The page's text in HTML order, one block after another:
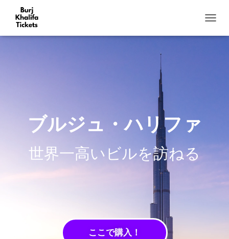
ビ
ブルジュ・ハリファ
世界一高いビルを訪ねる
ここで購入！